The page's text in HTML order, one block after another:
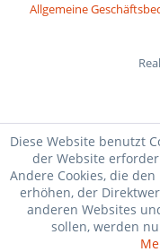
Allgemeine
Diese Website benutzt
der Website
Andere Cookies, die
erhöhen, der
anderen Websites
sollen, werden